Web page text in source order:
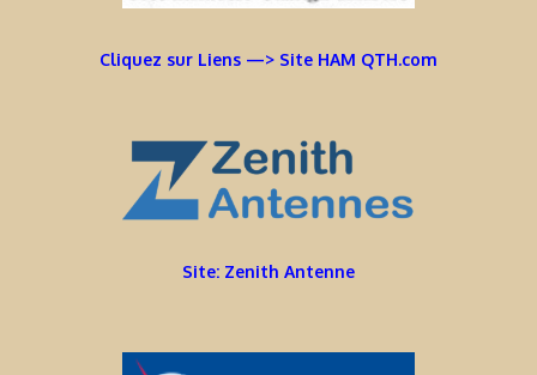
Cliquez sur Liens —> Site HAM QTH.com
Site: Zenith Antenne